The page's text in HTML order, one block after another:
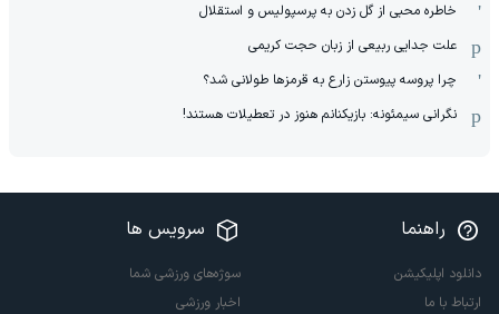
خاطره محبی از گل زدن به پرسپولیس و استقلال
علت جدایی ربیعی از زبان حجت کریمی
چرا پروسه پیوستن زارع به قرمزها طولانی شد؟
نگرانی سیمئونه: بازیکنانم هنوز در تعطیلات هستند!
راهنما
دانلود اپلیکیشن
ارتباط با ما
سرویس ها
سوژه‌های ورزشی شما
اخبار ورزشی